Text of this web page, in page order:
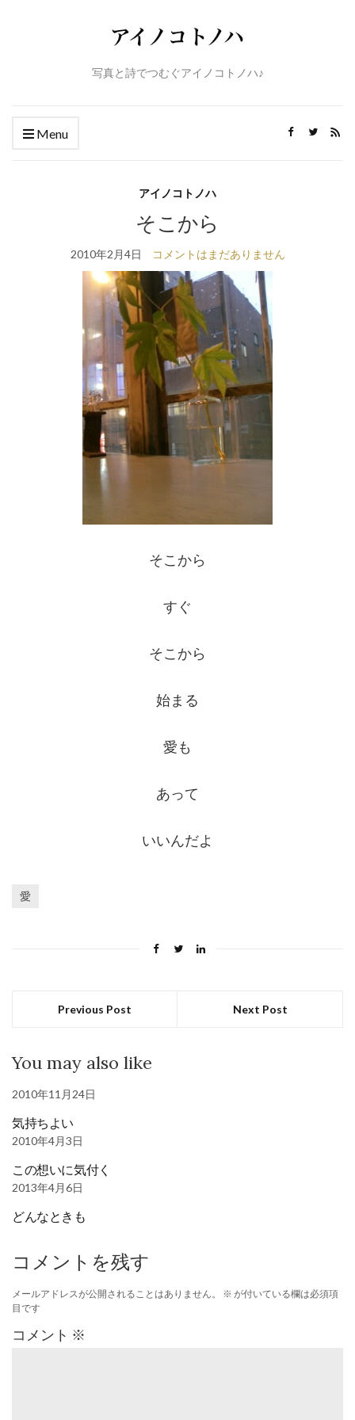
写真と詩でつむぐアイノコトノハ♪
Menu
アイノコトノハ
そこから
2010年2月4日 コメントはまだありません
そこから
すぐ
そこから
始まる
愛も
あって
いいんだよ
愛
Previous Post Next Post
You may also like
2010年11月24日
気持ちよい
2010年4月3日
この想いに気付く
2013年4月6日
どんなときも
コメントを残す
メールアドレスが公開されることはありません。 ※ が付いている欄は必須項
目です
コメント ※